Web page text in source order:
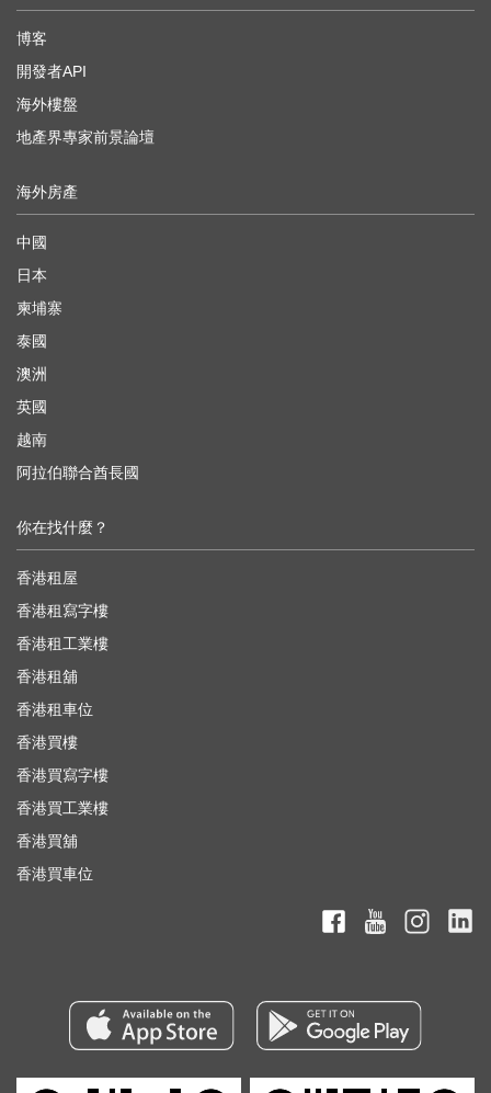
博客
開發者API
海外樓盤
地產界專家前景論壇
海外房產
中國
日本
柬埔寨
泰國
澳洲
英國
越南
阿拉伯聯合酋長國
你在找什麼？
香港租屋
香港租寫字樓
香港租工業樓
香港租舖
香港租車位
香港買樓
香港買寫字樓
香港買工業樓
香港買舖
香港買車位